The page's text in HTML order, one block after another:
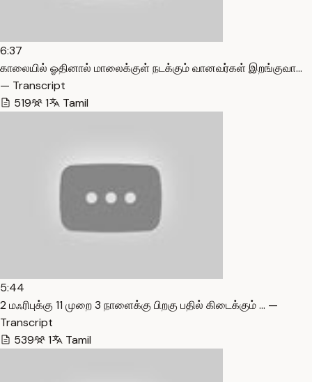
6:37
காலையில் ஓதினால் மாலைக்குள் நடக்கும் வானவர்கள் இறங்குவா…
— Transcript
519
1 Tamil
5:44
2 மஃரிபுக்கு 11 முறை 3 நாளைக்கு பிறகு பதில் கிடைக்கும் … —
Transcript
539
1 Tamil